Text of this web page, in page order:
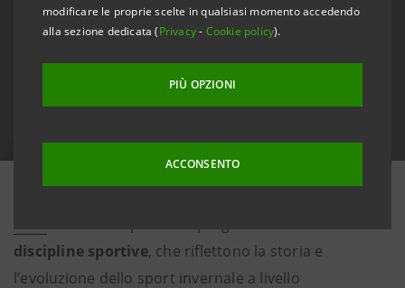
modificare le proprie scelte in qualsiasi momento accedendo
alla sezione dedicata (Privacy- Cookie policy).
PIÙ OPZIONI
ACCONSENTO
discipline sportive, che riflettono la storia e
l’evoluzione dello sport invernale a livello